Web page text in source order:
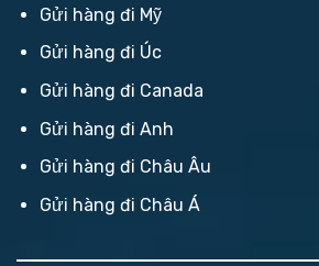
Gửi hàng đi Mỹ
Gửi hàng đi Úc
Gửi hàng đi Canada
Gửi hàng đi Anh
Gửi hàng đi Châu Âu
Gửi hàng đi Châu Á